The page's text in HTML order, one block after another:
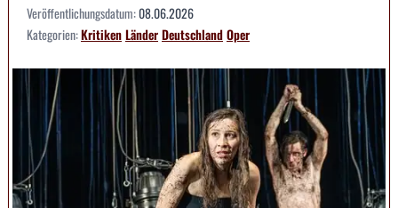
Veröffentlichungsdatum:08.06.2026
Kategorien:KritikenLänderDeutschlandOper